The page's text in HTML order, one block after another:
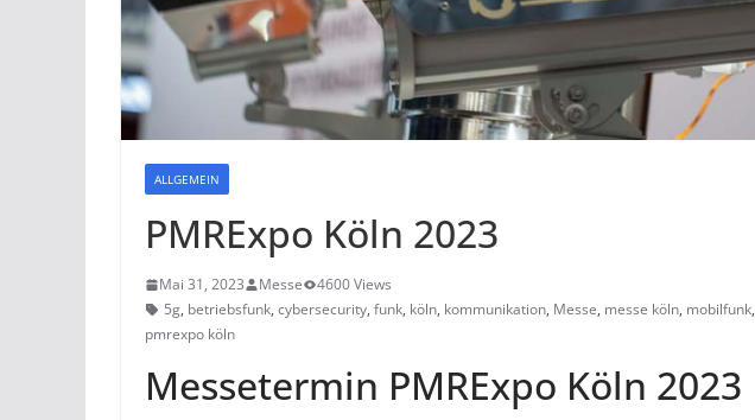
ALLGEMEIN
PMRExpo Köln 2023
Mai 31, 2023 Messe
4600 Views
5g, betriebsfunk, cybersecurity, funk, köln, kommunikation, Messe, messe köln, mobilfunk,
pmrexpo köln
Messetermin PMRExpo Köln 2023